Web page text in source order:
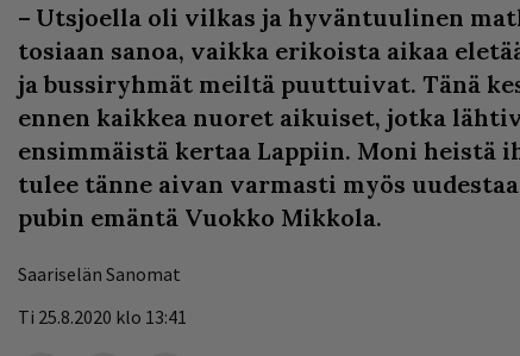
– Utsjoella oli vilkas ja hyväntuulinen
tosiaan sanoa, vaikka erikoista aikaa
ja bussiryhmät meiltä puuttuivat. Tänä
ennen kaikkea nuoret aikuiset, jotka
ensimmäistä kertaa Lappiin. Moni heistä
tulee tänne aivan varmasti myös
pubin emäntä Vuokko Mikkola.
Saariselän Sanomat
Ti 25.8.2020 klo 13:41